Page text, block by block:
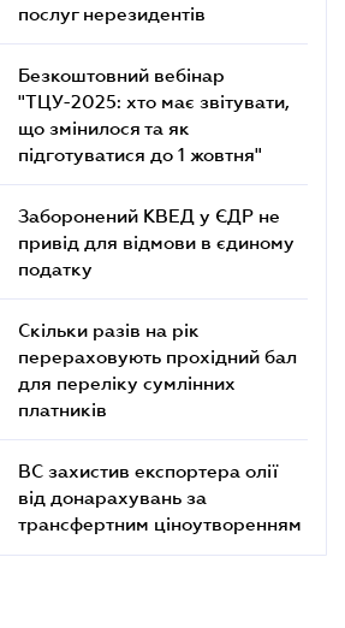
послуг нерезидентів
Безкоштовний вебінар
"ТЦУ-2025: хто має звітувати,
що змінилося та як
підготуватися до 1 жовтня"
Заборонений КВЕД у ЄДР не
привід для відмови в єдиному
податку
Скільки разів на рік
перераховують прохідний бал
для переліку сумлінних
платників
ВС захистив експортера олії
від донарахувань за
трансфертним ціноутворенням